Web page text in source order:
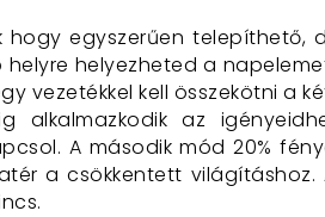
egyszerűen telepíthető,
helyezheted a
vezetékkel kell összekötni a
alkalmazkodik az
A második mód 20%
a csökkentett világításhoz.